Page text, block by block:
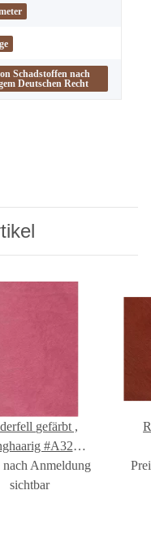
Schadstoffen nach
Deutschen Recht
gefärbt ,
#A32
nach Anmeldung
sichtbar